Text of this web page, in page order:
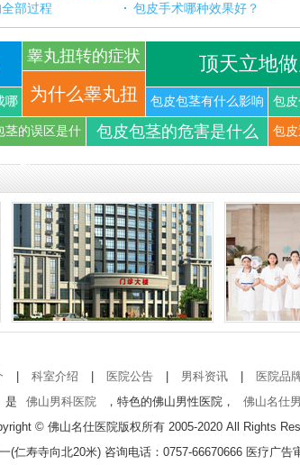
部过程
包皮手术哪种效果好？
哪
睾丸扭转的症状
你知道
为什么睾丸扭
转可以导
顶天立地
包皮包茎有什么影响 包
茎的误区是什 包皮包茎的危害是什么 包
科室介绍 医院公告 男科资讯 医院品
是 佛山男科医院 ，特色的佛山男性医院， 佛山名仕
© 佛山名仕医院版权所有 2005-2020 All Rights
(仁寿寺向北20米) 咨询电话：0757-66670666 医疗广告